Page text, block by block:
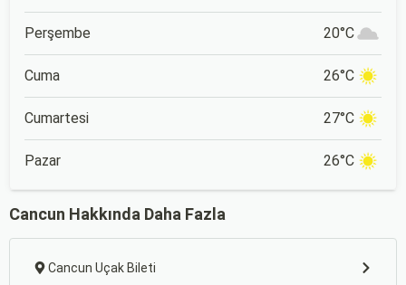
Perşembe 20°C
Cuma 26°C
Cumartesi 27°C
Pazar 26°C
Cancun Hakkında Daha Fazla
Cancun Uçak Bileti